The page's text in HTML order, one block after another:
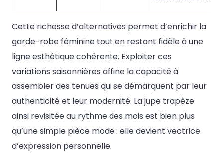
Cette richesse d’alternatives permet d’enrichir la
garde-robe féminine tout en restant fidèle à une
ligne esthétique cohérente. Exploiter ces
variations saisonnières affine la capacité à
assembler des tenues qui se démarquent par leur
authenticité et leur modernité. La jupe trapèze
ainsi revisitée au rythme des mois est bien plus
qu’une simple pièce mode : elle devient vectrice
d’expression personnelle.